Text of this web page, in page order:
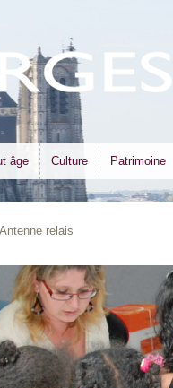
âge Culture Patrimoine
relais